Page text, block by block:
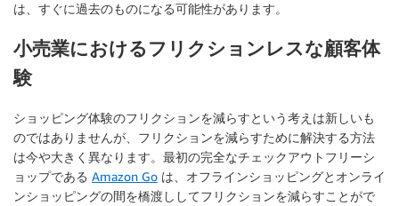
は、すぐに過去のものになる可能性があります。
小売業におけるフリクションレスな顧客体
験
ショッピング体験のフリクションを減らすという考えは新しいも
のではありませんが、フリクションを減らすために解決する方法
は今や大きく異なります。最初の完全なチェックアウトフリーシ
ョップである Amazon Go は、オフラインショッピングとオンライ
ンショッピングの間を橋渡ししてフリクションを減らすことがで